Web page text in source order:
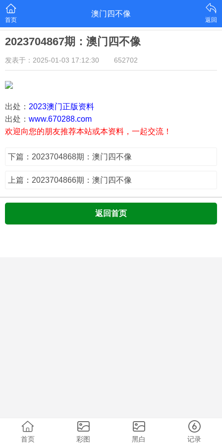
首页
澳门四不像
返回
2023704867期：澳门四不像
发表于：2025-01-03 17:12:30 652702
出处： 2023澳门正版资料
出处： www.670288.com
欢迎向您的朋友推荐本站或本资料，一起交流！
下篇：2023704868期：澳门四不像
上篇：2023704866期：澳门四不像
返回首页
首页 彩图 黑白 记录